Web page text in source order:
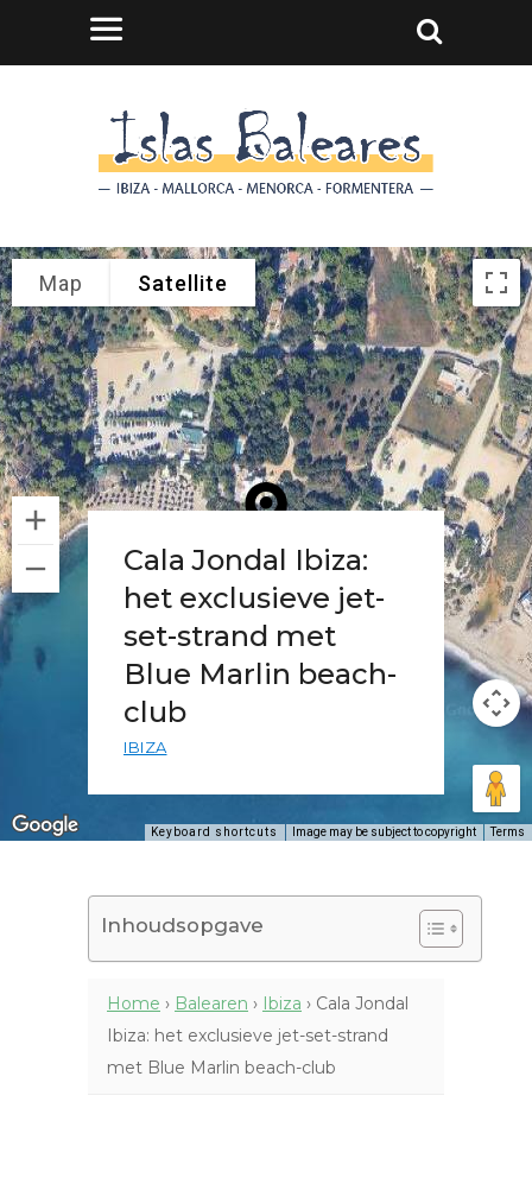
Map Satellite
Keyboard shortcuts Image may be subject to copyright Terms
Cala Jondal Ibiza:
het exclusieve jet-
set-strand met
Blue Marlin beach-
club
IBIZA
Inhoudsopgave
Home › Balearen › Ibiza › Cala Jondal
Ibiza: het exclusieve jet-set-strand
met Blue Marlin beach-club